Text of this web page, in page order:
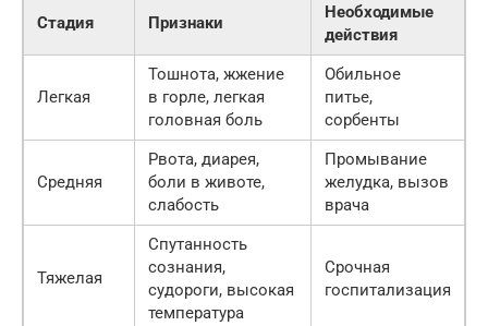
Стадия Признаки
Необходимые
действия
Легкая
Тошнота, жжение
в горле, легкая
головная боль
Обильное
питье,
сорбенты
Средняя
Рвота, диарея,
боли в животе,
слабость
Промывание
желудка, вызов
врача
Тяжелая
Спутанность
сознания,
судороги, высокая
температура
Срочная
госпитализация